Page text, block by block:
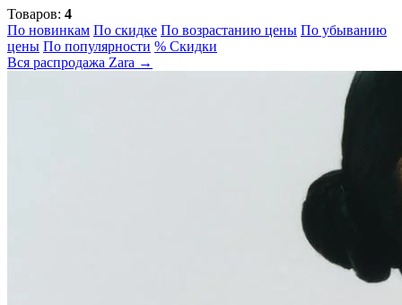
Товаров: 4
По новинкам По скидке По возрастанию цены По убыванию
цены По популярности % Скидки
Вся распродажа Zara →